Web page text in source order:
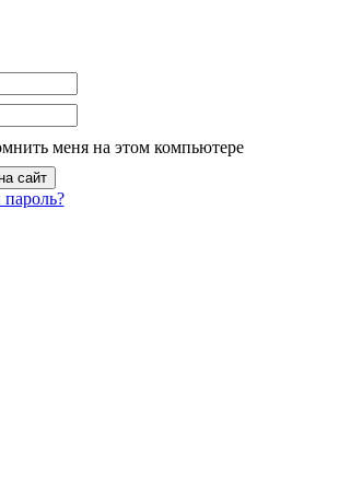
меня на этом компьютере